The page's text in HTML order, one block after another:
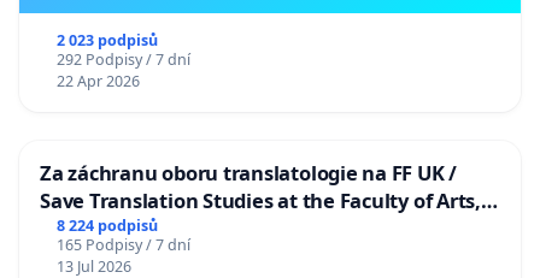
2 023 podpisů
292 Podpisy / 7 dní
22 Apr 2026
Za záchranu oboru translatologie na FF UK /
Save Translation Studies at the Faculty of Arts,
Charles University
8 224 podpisů
165 Podpisy / 7 dní
13 Jul 2026